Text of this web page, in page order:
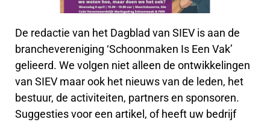
De redactie van het Dagblad van SIEV is aan de
branchevereniging ‘Schoonmaken Is Een Vak’
gelieerd. We volgen niet alleen de ontwikkelingen
van SIEV maar ook het nieuws van de leden, het
bestuur, de activiteiten, partners en sponsoren.
Suggesties voor een artikel, of heeft uw bedrijf